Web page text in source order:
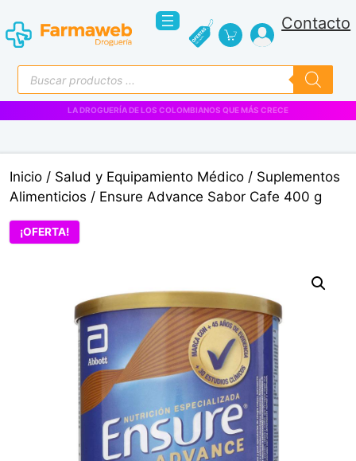
al
contenido
Contacto
Búsqueda
de
productos
VENTAS EMPRESARIALES
Inicio / Salud y Equipamiento Médico / Suplementos
Alimenticios / Ensure Advance Sabor Cafe 400 g
¡OFERTA!